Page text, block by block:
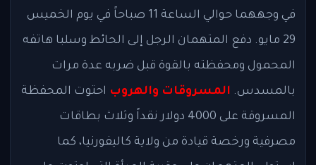
في وجههما حوالي الساعة 11 صباحاً في يوم الخميس
29 مايو. دفع المتهمان الرجل إلى الحائط وسلبا هاتفه
المحمول ومحفظته بالقوة قبل ضربه عدة مرات
بالمسدس. المسروقات والهروب احتوت المحفظة
المسروقة على 4000 دولار نقداً وثلاث بطاقات
مصرفية ورخصة قيادة من ولاية كاليفورنيا، كما